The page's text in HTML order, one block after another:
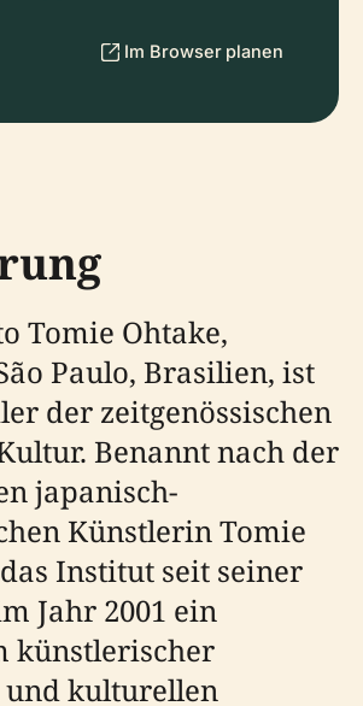
Im Browser planen
Tomie Ohtake,
Paulo, Brasilien, ist
der zeitgenössischen
Benannt nach der
japanisch-
Künstlerin Tomie
Institut seit seiner
Jahr 2001 ein
künstlerischer
kulturellen